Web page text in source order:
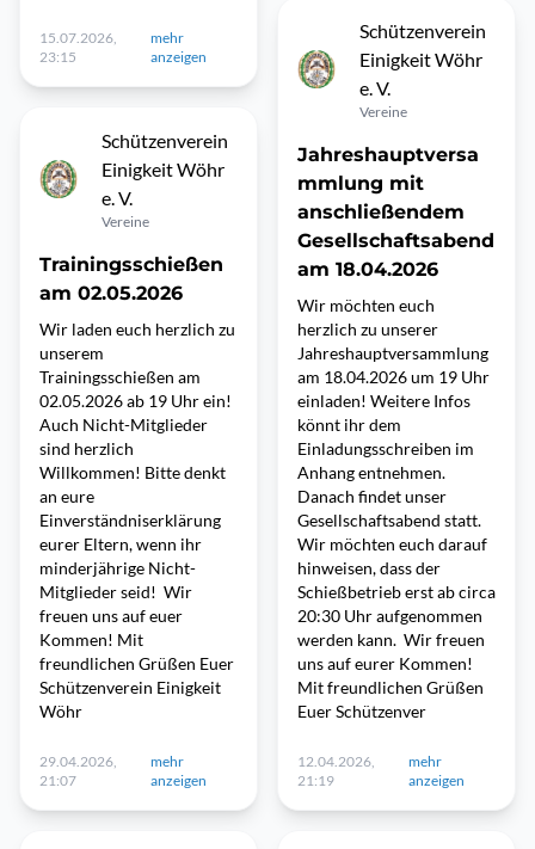
15.07.2026,
23:15
mehr
anzeigen
Schützenverein
Einigkeit Wöhr
e. V.
Vereine
Trainingsschießen
am 02.05.2026
Wir laden euch herzlich zu
unserem
Trainingsschießen am
02.05.2026 ab 19 Uhr ein!
Auch Nicht-Mitglieder
sind herzlich
Willkommen! Bitte denkt
an eure
Einverständniserklärung
eurer Eltern, wenn ihr
minderjährige Nicht-
Mitglieder seid! Wir
freuen uns auf euer
Kommen! Mit
freundlichen Grüßen Euer
Schützenverein Einigkeit
Wöhr
29.04.2026,
21:07
mehr
anzeigen
Schützenverein
Einigkeit Wöhr
e. V.
Vereine
Jahreshauptversa
mmlung mit
anschließendem
Gesellschaftsabend
am 18.04.2026
Wir möchten euch
herzlich zu unserer
Jahreshauptversammlung
am 18.04.2026 um 19 Uhr
einladen! Weitere Infos
könnt ihr dem
Einladungsschreiben im
Anhang entnehmen.
Danach findet unser
Gesellschaftsabend statt.
Wir möchten euch darauf
hinweisen, dass der
Schießbetrieb erst ab circa
20:30 Uhr aufgenommen
werden kann. Wir freuen
uns auf eurer Kommen!
Mit freundlichen Grüßen
Euer Schützenver
12.04.2026,
21:19
mehr
anzeigen